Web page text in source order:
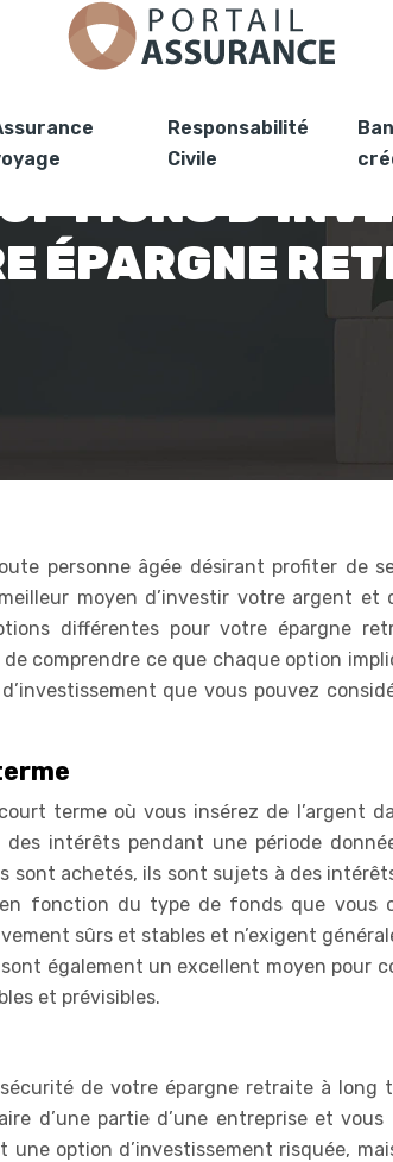
Responsabilité
Civile
ÉPARGNE
personne âgée désirant profiter de
moyen d’investir votre argent et
différentes pour votre épargne
comprendre ce que chaque option
que vous pouvez
terme où vous insérez de l’argent
intérêts pendant une période
sont achetés, ils sont sujets à des
fonction du type de fonds que vous
sûrs et stables et n’exigent
également un excellent moyen pour
et prévisibles.
de votre épargne retraite à long
d’une partie d’une entreprise et vous
une option d’investissement risquée,